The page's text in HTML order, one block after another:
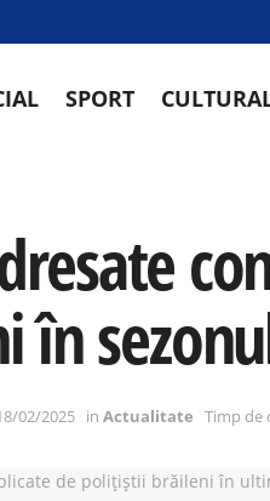
SPORT
02/2025 in Actualitate Timp de